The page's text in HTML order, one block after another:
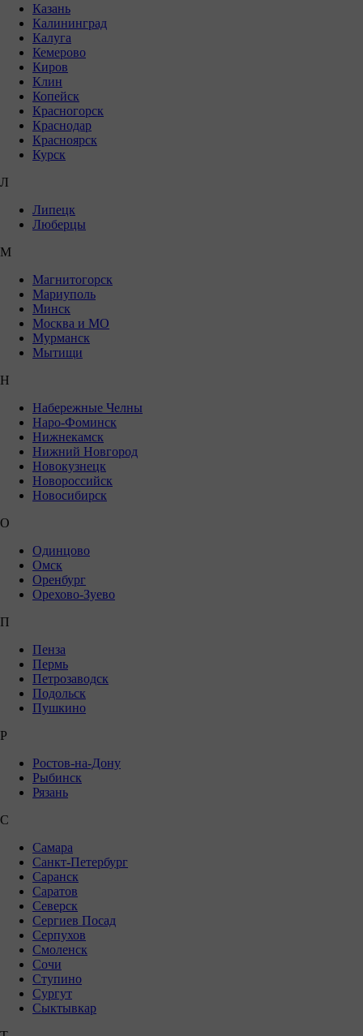
Казань
Калининград
Калуга
Кемерово
Киров
Клин
Копейск
Красногорск
Краснодар
Красноярск
Курск
Л
Липецк
Люберцы
М
Магнитогорск
Мариуполь
Минск
Москва и МО
Мурманск
Мытищи
Н
Набережные Челны
Наро-Фоминск
Нижнекамск
Нижний Новгород
Новокузнецк
Новороссийск
Новосибирск
О
Одинцово
Омск
Оренбург
Орехово-Зуево
П
Пенза
Пермь
Петрозаводск
Подольск
Пушкино
Р
Ростов-на-Дону
Рыбинск
Рязань
С
Самара
Санкт-Петербург
Саранск
Саратов
Северск
Сергиев Посад
Серпухов
Смоленск
Сочи
Ступино
Сургут
Сыктывкар